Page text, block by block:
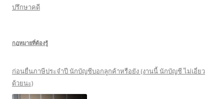
ปรึกษาคดี
กฎหมายที่ต้องรู้
ก่อนยื่นภาษีประจำปี นักบัญชีบอกลูกค้าหรือยัง (งานนี้ นักบัญชี ไม่เอี่ยว
ด้วยนะ)